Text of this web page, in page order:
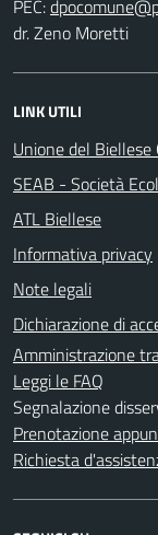
PEC:
dr. Zeno Moretti
LINK UTILI
Unione del
SEAB - Società
ATL Biellese
Informativa privacy
Note legali
Dichiarazione di
Amministrazione
Leggi le FAQ
Segnalazione
Prenotazione
Richiesta